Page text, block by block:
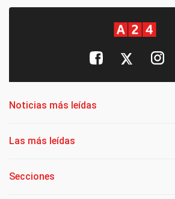
Noticias más leídas
Las más leídas
Secciones